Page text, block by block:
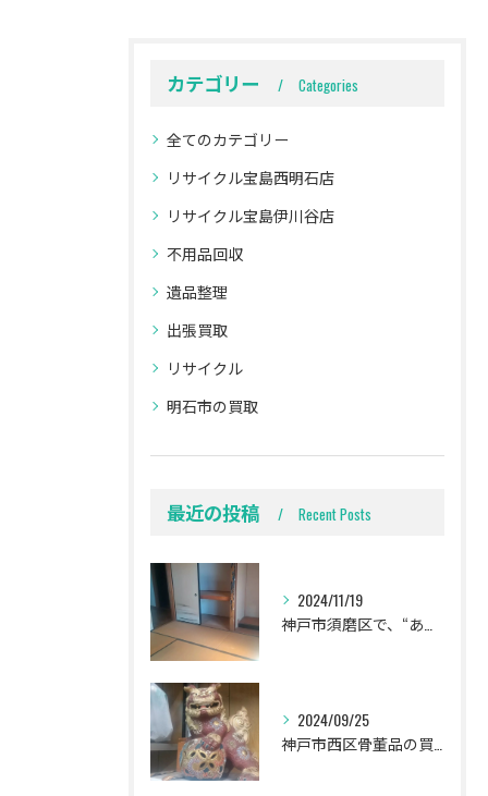
カテゴリー Categories
全てのカテゴリー
リサイクル宝島西明石店
リサイクル宝島伊川谷店
不用品回収
遺品整理
出張買取
リサイクル
明石市の買取
最近の投稿 Recent Posts
2024/11/19
2024/09/25